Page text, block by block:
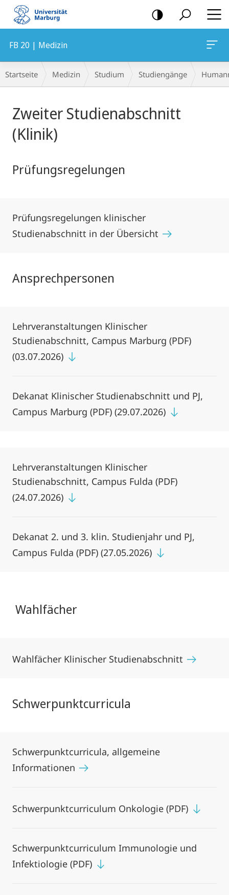
Mobile-
Navigation
FB 20 | Medizin
Breadcrumb-
Navigation
Startseite Medizin Studium Studiengänge
Zweiter Studienabschnitt
(Klinik)
Prüfungsregelungen
Prüfungsregelungen klinischer
Studienabschnitt in der Übersicht
Ansprechpersonen
Lehrveranstaltungen Klinischer
Studienabschnitt, Campus Marburg (PDF)
(03.07.2026)
Dekanat Klinischer Studienabschnitt und PJ,
Campus Marburg (PDF) (29.07.2026)
Lehrveranstaltungen Klinischer
Studienabschnitt, Campus Fulda (PDF)
(24.07.2026)
Dekanat 2. und 3. klin. Studienjahr und PJ,
Campus Fulda (PDF) (27.05.2026)
Wahlfächer
Wahlfächer Klinischer Studienabschnitt
Schwerpunktcurricula
Schwerpunktcurricula, allgemeine
Informationen
Schwerpunktcurriculum Onkologie (PDF)
Schwerpunktcurriculum Immunologie und
Infektiologie (PDF)